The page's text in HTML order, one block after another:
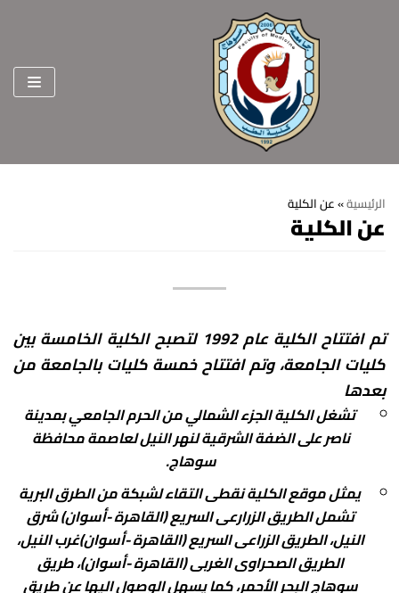
الرئيسية
الاهداف الاستراتيجية
الهيكل التنظيمي
مجلس الكلية
مخرجات معايير الاعتماد المؤسسي
كلمة الترحيب
قطاعات الكلية
شئون التعليم والطلاب
شئون الدراسات العليا
شئون خدمة المجتمع وتنمية البيئة
هيئة التدريس
مواقع أعضاء هيئة التدريس بجامعة سوهاج
منح و بعثات
حقوق و واجبات أعضاء هيئة التدريس
قواعد الترقية لأعضاء هيئة التدريس
صندوق علاج أعضاء هيئة التدريس
خدمات طلابية
برنامج (5+2)
اللائحة
نتائج المرحلة الجامعية الاولى
مكتبة الكلية
طلاب الدراسات العليا
وكيل الكلية لشئون الدراسات العليا والبحوث
لائحة الدراسات العليا وقواعد التسجيل
خدمات طلاب الدراسات العليا
ضمان الجودة
تطوير التعليم الطبي
القياس والتقويم
خدمات إلكترونية
منصة ثينكي
موقع زاد
مركز الابحاث المركزي
الادارات
الرئيسية»عن الكلية
عن الكلية
تم افتتاح الكلية عام 1992 لتصبح الكلية الخامسة بين
كليات الجامعة، وتم افتتاح خمسة كليات بالجامعة من
بعدها
تشغل الكلية الجزء الشمالي من الحرم الجامعي بمدينة
ناصر على الضفة الشرقية لنهر النيل لعاصمة محافظة
سوهاج.
يمثل موقع الكلية نقطى التقاء لشبكة من الطرق البرية
تشمل الطريق الزرارعى السريع (القاهرة -أسوان) شرق
النيل، الطريق الزراعى السريع (القاهرة -أسوان)غرب النيل،
الطريق الصحراوى الغربى (القاهرة -أسوان)، طريق
سوهاج البحر الأحمر، كما يسهل الوصول اليها عن طريق